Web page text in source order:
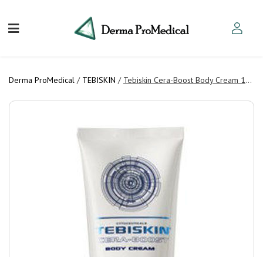
Derma ProMedical / TEBISKIN / Tebiskin Cera-Boost Body Cream 150 ml